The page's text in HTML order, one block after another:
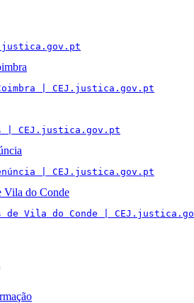
| CEJ.justica.gov.pt
| CEJ.justica.gov.pt
| CEJ.justica.gov.pt
Vila do Conde
de Vila do Conde |